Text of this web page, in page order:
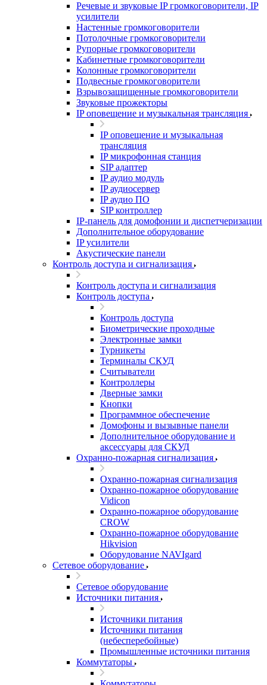
Речевые и звуковые IP громкоговорители, IP
усилители
Настенные громкоговорители
Потолочные громкоговорители
Рупорные громкоговорители
Кабинетные громкоговорители
Колонные громкоговорители
Подвесные громкоговорители
Взрывозащищенные громкоговорители
Звуковые прожекторы
IP оповещение и музыкальная трансляция
IP оповещение и музыкальная
трансляция
IP микрофонная станция
SIP адаптер
IP аудио модуль
IP аудиосервер
IP аудио ПО
SIP контроллер
IP-панель для домофонии и диспетчеризации
Дополнительное оборудование
IP усилители
Акустические панели
Контроль доступа и сигнализация
Контроль доступа и сигнализация
Контроль доступа
Контроль доступа
Биометрические проходные
Электронные замки
Турникеты
Терминалы СКУД
Считыватели
Контроллеры
Дверные замки
Кнопки
Программное обеспечение
Домофоны и вызывные панели
Дополнительное оборудование и
аксессуары для СКУД
Охранно-пожарная сигнализация
Охранно-пожарная сигнализация
Охранно-пожарное оборудование
Vidicon
Охранно-пожарное оборудование
CROW
Охранно-пожарное оборудование
Hikvision
Оборудование NAVIgard
Сетевое оборудование
Сетевое оборудование
Источники питания
Источники питания
Источники питания
(небесперебойные)
Промышленные источники питания
Коммутаторы